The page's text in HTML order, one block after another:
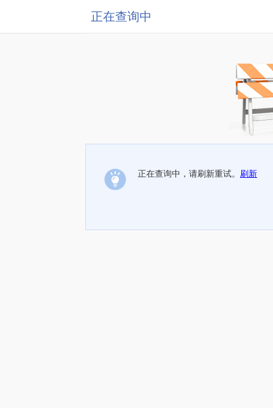
正在查询中
正在查询中，请刷新重试。 刷新